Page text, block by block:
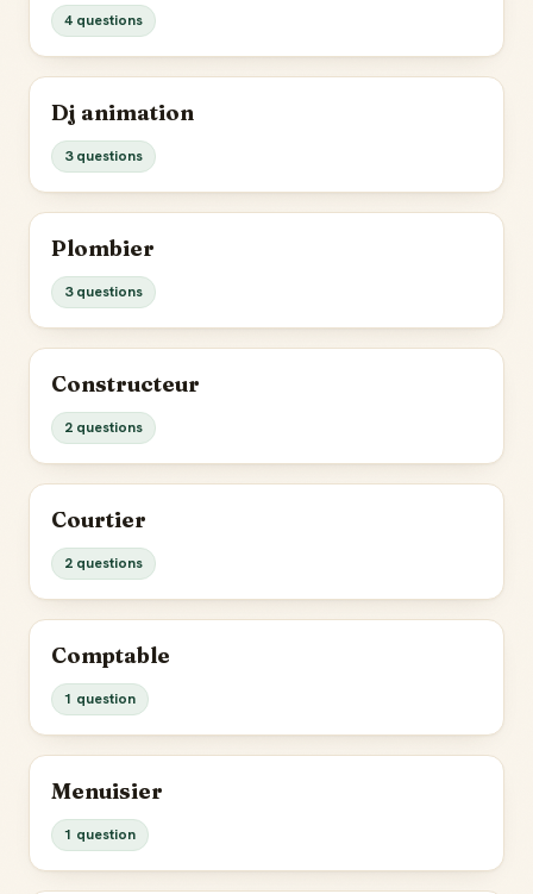
4 questions
Dj animation
3 questions
Plombier
3 questions
Constructeur
2 questions
Courtier
2 questions
Comptable
1 question
Menuisier
1 question